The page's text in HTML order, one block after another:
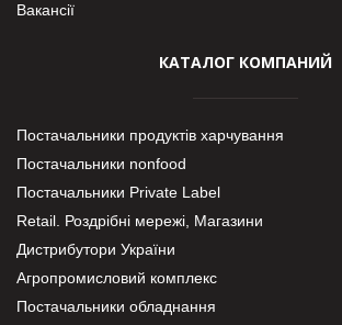
Вакансії
КАТАЛОГ КОМПАНИЙ
Постачальники продуктів харчування
Постачальники nonfood
Постачальники Private Label
Retail. Роздрібні мережі, Магазини
Дистрибутори України
Агропромисловий комплекс
Постачальники обладнання